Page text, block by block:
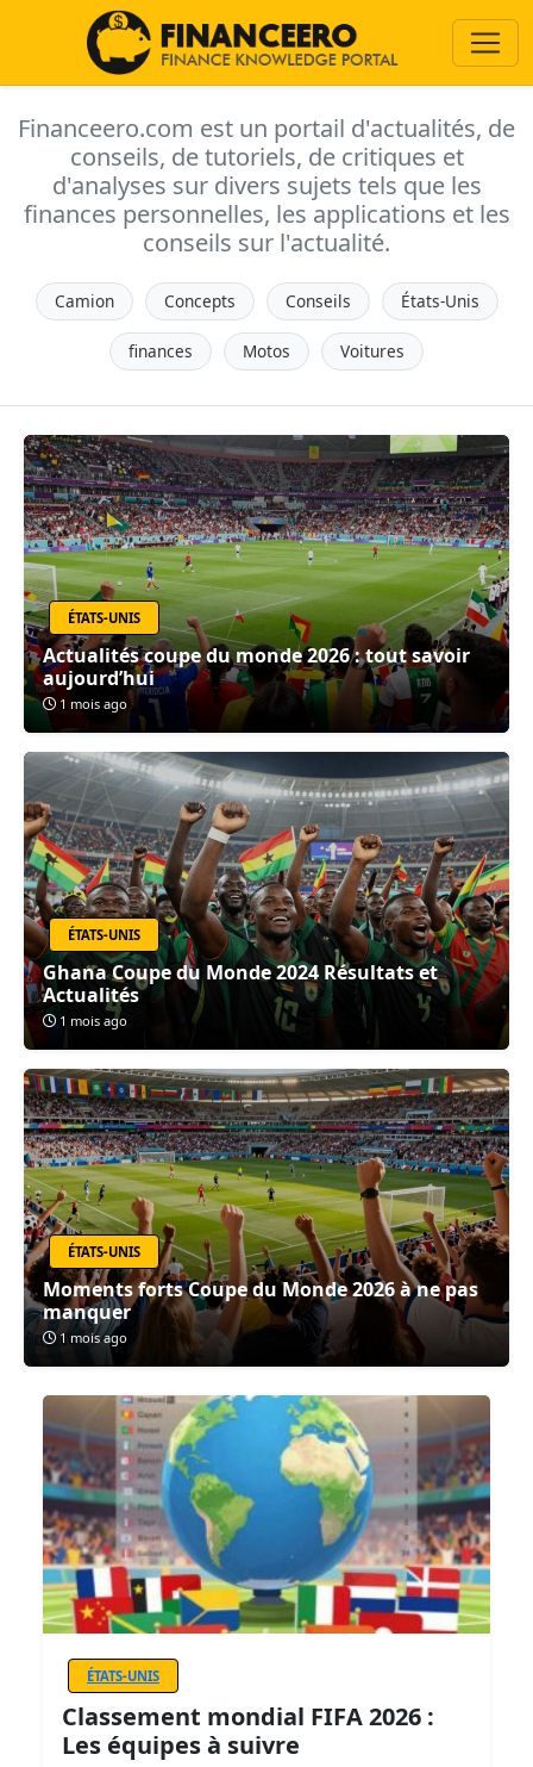
Financeero.com est un portail d'actualités, de
conseils, de tutoriels, de critiques et
d'analyses sur divers sujets tels que les
finances personnelles, les applications et les
conseils sur l'actualité.
Camion Concepts Conseils États-Unis
finances Motos Voitures
ÉTATS-UNIS
Actualités coupe du monde 2026 : tout savoir
aujourd’hui
1 mois ago
ÉTATS-UNIS
Ghana Coupe du Monde 2024 Résultats et
Actualités
1 mois ago
ÉTATS-UNIS
Moments forts Coupe du Monde 2026 à ne pas
manquer
1 mois ago
ÉTATS-UNIS
Classement mondial FIFA 2026 :
Les équipes à suivre